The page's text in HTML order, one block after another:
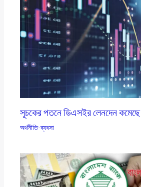
সূচকের পতনে ডিএসইর লেনদেন কমেছে
অর্থনীতি-ব্যবসা